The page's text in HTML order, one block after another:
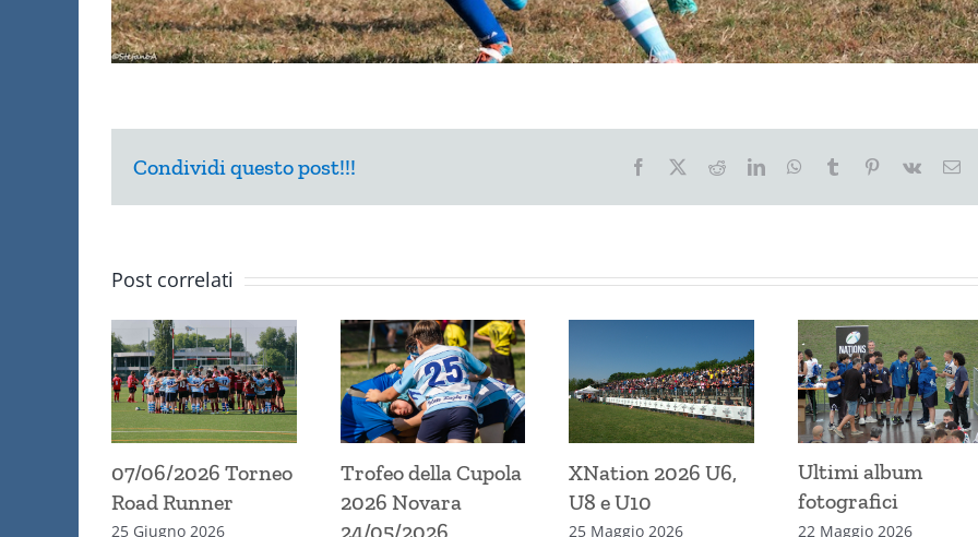
Condividi questo post!!! Facebook RedditLinkedInWhatsApp
Tumblr Pinterest
Vk
Post correlati
07/06/2026 Torneo
Road Runner
25 Giugno 2026
Trofeo della Cupola
2026 Novara
24/05/2026
XNation 2026 U6,
U8 e U10
25 Maggio 2026
Ultimi album
fotografici
22 Maggio 2026